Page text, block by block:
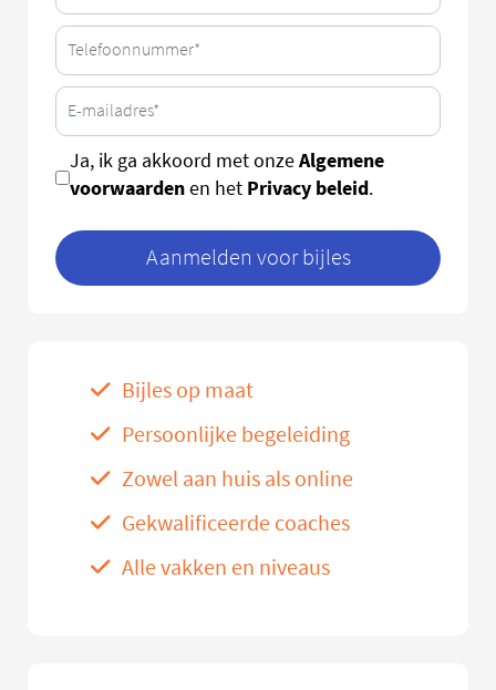
Ja, ik ga akkoord met onzeAlgemene
voorwaardenen het Privacy beleid.
Aanmelden voor bijles
Bijles op maat
Persoonlijke begeleiding
Zowel aan huis als online
Gekwalificeerde coaches
Alle vakken en niveaus